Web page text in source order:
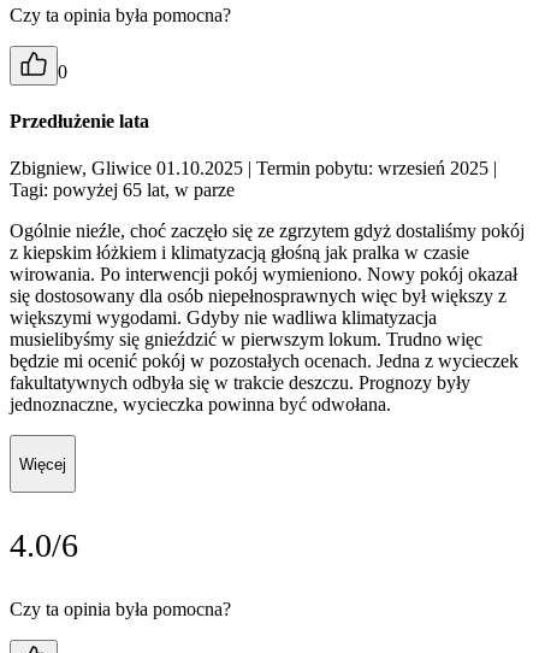
Czy ta opinia była pomocna?
0
Przedłużenie lata
Zbigniew, Gliwice 01.10.2025 | Termin pobytu: wrzesień 2025 |
Tagi: powyżej 65 lat, w parze
Ogólnie nieźle, choć zaczęło się ze zgrzytem gdyż dostaliśmy pokój
z kiepskim łóżkiem i klimatyzacją głośną jak pralka w czasie
wirowania. Po interwencji pokój wymieniono. Nowy pokój okazał
się dostosowany dla osób niepełnosprawnych więc był większy z
większymi wygodami. Gdyby nie wadliwa klimatyzacja
musielibyśmy się gnieździć w pierwszym lokum. Trudno więc
będzie mi ocenić pokój w pozostałych ocenach. Jedna z wycieczek
fakultatywnych odbyła się w trakcie deszczu. Prognozy były
jednoznaczne, wycieczka powinna być odwołana.
Więcej
4.0/6
Czy ta opinia była pomocna?